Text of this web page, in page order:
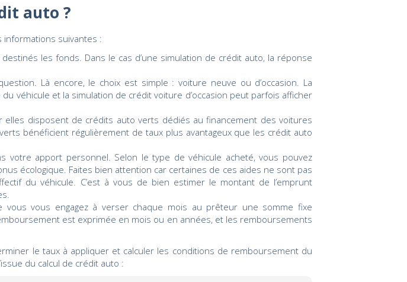
auto ?
informations suivantes :
les fonds. Dans le cas d’une simulation de crédit auto, la réponse
Là encore, le choix est simple : voiture neuve ou d’occasion. La
véhicule et la simulation de crédit voiture d’occasion peut parfois afficher
disposent de crédits auto verts dédiés au financement des voitures
bénéficient régulièrement de taux plus avantageux que les crédit auto
votre apport personnel. Selon le type de véhicule acheté, vous pouvez
écologique. Faites bien attention car certaines de ces aides ne sont pas
du véhicule. C’est à vous de bien estimer le montant de l’emprunt
vous engagez à verser chaque mois au prêteur une somme fixe
est exprimée en mois ou en années, et les remboursements
le taux à appliquer et calculer les conditions de remboursement du
du calcul de crédit auto :